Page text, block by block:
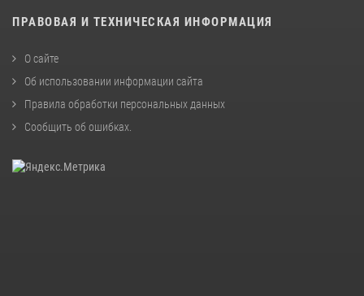
ПРАВОВАЯ И ТЕХНИЧЕСКАЯ ИНФОРМАЦИЯ
О сайте
Об использовании информации сайта
Правила обработки персональных данных
Сообщить об ошибках